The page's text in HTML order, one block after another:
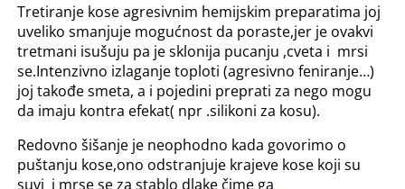
Tretiranje kose agresivnim hemijskim preparatima joj
uveliko smanjuje mogućnost da poraste,jer je ovakvi
tretmani isušuju pa je sklonija pucanju ,cveta i mrsi
se.Intenzivno izlaganje toploti (agresivno feniranje…)
joj takođe smeta, a i pojedini preprati za nego mogu
da imaju kontra efekat( npr .silikoni za kosu).
Redovno šišanje je neophodno kada govorimo o
puštanju kose,ono odstranjuje krajeve kose koji su
suvi i mrse se za stablo dlake čime ga